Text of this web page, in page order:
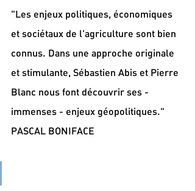
"Les enjeux politiques, économiques
et sociétaux de l'agriculture sont bien
connus. Dans une approche originale
et stimulante, Sébastien Abis et Pierre
Blanc nous font découvrir ses -
immenses - enjeux géopolitiques."
PASCAL BONIFACE